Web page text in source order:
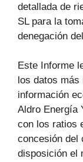
detallada de
SL para la
denegación
Este Informe
los datos más
información
Aldro Energía
con los ratios
concesión del
disposición el